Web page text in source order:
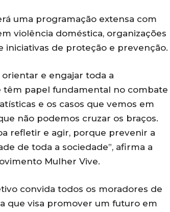
uma programação extensa com
violência doméstica, organizações
de proteção e prevenção.
e engajar toda a
têm papel fundamental no combate
e os casos que vemos em
não podemos cruzar os braços.
refletir e agir, porque prevenir a
de toda a sociedade”, afirma a
Mulher Vive.
convida todos os moradores de
que visa promover um futuro em